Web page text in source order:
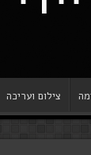
צילום ועריכה